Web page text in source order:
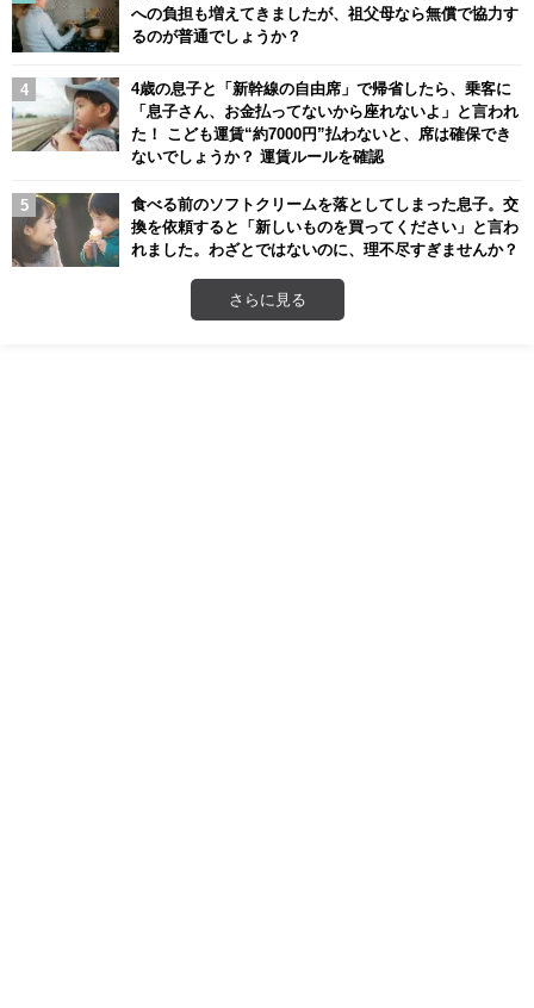
への負担も増えてきましたが、祖父母なら無償で協力す
るのが普通でしょうか？
4歳の息子と「新幹線の自由席」で帰省したら、乗客に
「息子さん、お金払ってないから座れないよ」と言われ
た！ こども運賃“約7000円”払わないと、席は確保でき
ないでしょうか？ 運賃ルールを確認
食べる前のソフトクリームを落としてしまった息子。交
換を依頼すると「新しいものを買ってください」と言わ
れました。わざとではないのに、理不尽すぎませんか？
さらに見る